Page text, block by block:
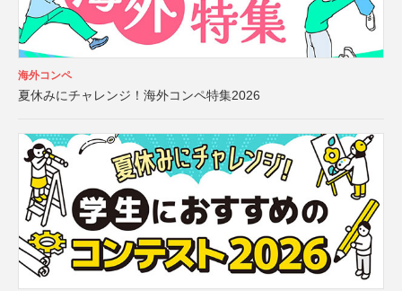
海外コンペ
夏休みにチャレンジ！海外コンペ特集2026